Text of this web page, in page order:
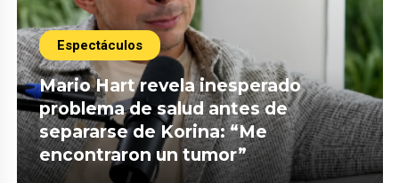
Espectáculos
Mario Hart revela inesperado
problema de salud antes de
separarse de Korina: “Me
encontraron un tumor”